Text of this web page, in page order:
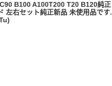
B100 A100T200 T20 B120純正
左右セット純正新品 未使用品です.